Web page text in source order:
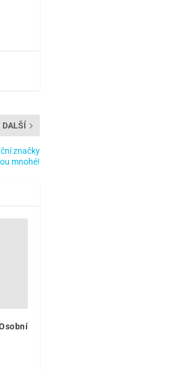
DALŠÍ
značky
mnohé!